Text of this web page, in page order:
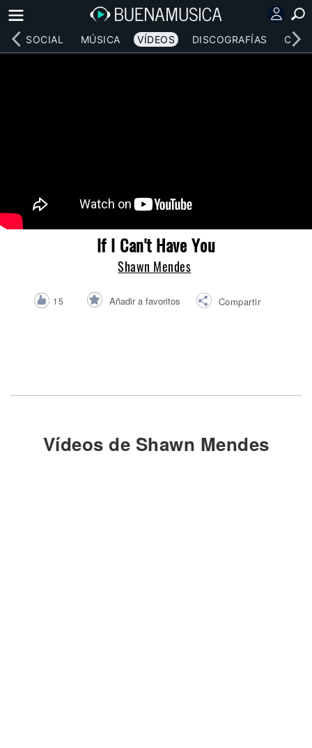
RED SOCIAL MÚSICA VÍDEOS DISCOGRAFÍAS
If I Can't Have You
Shawn Mendes
15 Añadir a favoritos Compartir
Vídeos de Shawn Mendes